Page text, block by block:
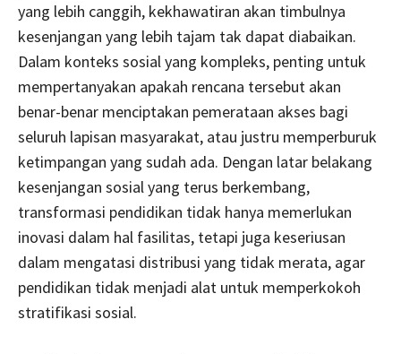
yang lebih canggih, kekhawatiran akan timbulnya
kesenjangan yang lebih tajam tak dapat diabaikan.
Dalam konteks sosial yang kompleks, penting untuk
mempertanyakan apakah rencana tersebut akan
benar-benar menciptakan pemerataan akses bagi
seluruh lapisan masyarakat, atau justru memperburuk
ketimpangan yang sudah ada. Dengan latar belakang
kesenjangan sosial yang terus berkembang,
transformasi pendidikan tidak hanya memerlukan
inovasi dalam hal fasilitas, tetapi juga keseriusan
dalam mengatasi distribusi yang tidak merata, agar
pendidikan tidak menjadi alat untuk memperkokoh
stratifikasi sosial.